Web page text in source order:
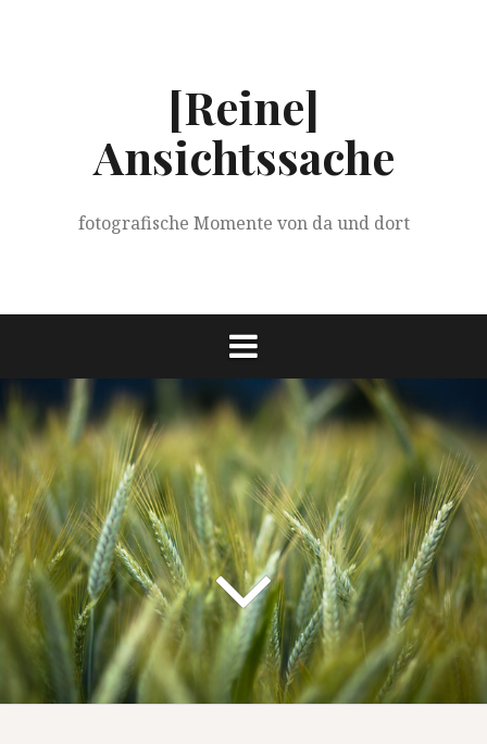
[Reine]
Ansichtssache
fotografische Momente von da und dort